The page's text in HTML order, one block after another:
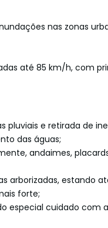
nas zonas
até 85 km/h, com
pluviais e retirada de
das águas;
andaimes,
arborizadas, estando
forte;
especial cuidado com